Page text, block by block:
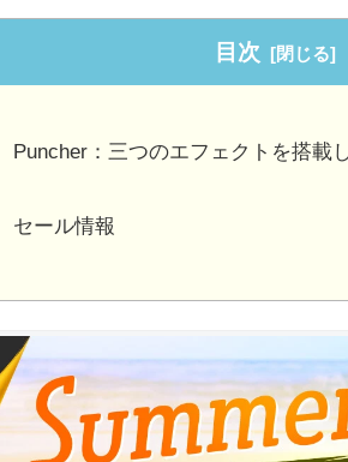
目次
Puncher：三つのエフェクトを搭載
セール情報